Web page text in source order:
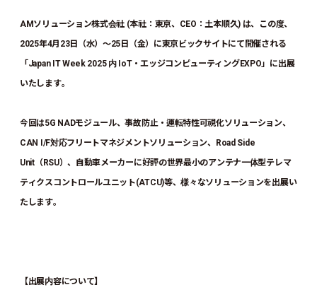
AMソリューション株式会社 (本社：東京、CEO：土本順久) は、この度、
2025年4月23日（水）～25日（金）に東京ビックサイトにて開催される
「Japan IT Week 2025 内 IoT・エッジコンピューティングEXPO」に出展
いたします。
今回は5G NADモジュール、事故防止・運転特性可視化ソリューション、
CAN I/F対応フリートマネジメントソリューション、Road Side
Unit（RSU）、自動車メーカーに好評の世界最小のアンテナ一体型テレマ
ティクスコントロールユニット(ATCU)等、様々なソリューションを出展い
たします。
【出展内容について】